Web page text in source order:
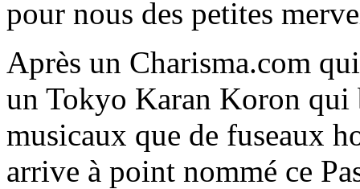
pour nous des petites
Après un Charisma.com
un Tokyo Karan Koron qui
musicaux que de fuseaux
arrive à point nommé ce